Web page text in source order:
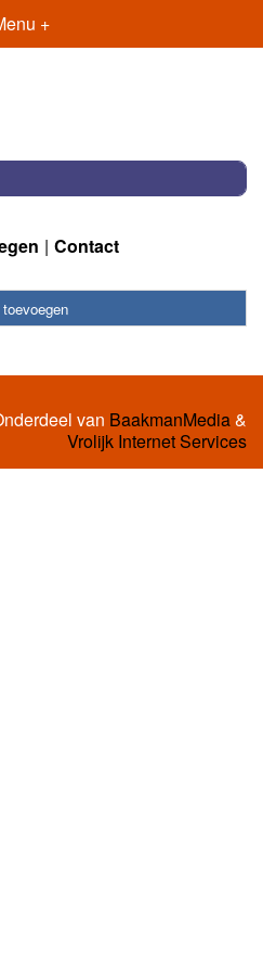
+
Contact
van BaakmanMedia&
Vrolijk Internet Services